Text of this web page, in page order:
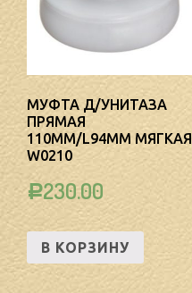
МУФТА Д/УНИТАЗА
ПРЯМАЯ
110ММ/L94ММ МЯГКАЯ
W0210
Р230.00
В КОРЗИНУ